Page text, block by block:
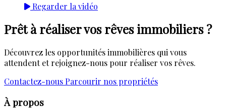
Regarder la vidéo
Prêt à réaliser vos rêves immobiliers ?
Découvrez les opportunités immobilières qui vous
attendent et rejoignez-nous pour réaliser vos rêves.
Contactez-nousParcourir nos propriétés
À propos